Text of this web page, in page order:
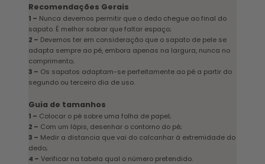
Recomendações Gerais
1 – Nunca devemos permitir que o dedo chegue ao final do
sapato. É melhor sobrar que faltar espaço;
2 – Devemos ter em consideração que o sapato de pele se
adapta sempre ao pé, embora apenas na largura, nunca no
comprimento;
3 – Os sapatos adaptam-se perfeitamente ao pé a partir do
segundo ou terceiro dia de uso.
Guia de tamanhos
1 – Colocar o pé sobre uma folha de papel;
2 – Com um lápis, desenhar o contorno do pé;
3 – Medir a distancia que vai do calcanhar à extremidade do
dedo;
4 – Verificar na tabela qual o número pretendido.